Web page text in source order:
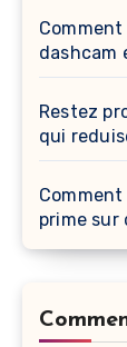
dashcam
Restez
qui
prime sur